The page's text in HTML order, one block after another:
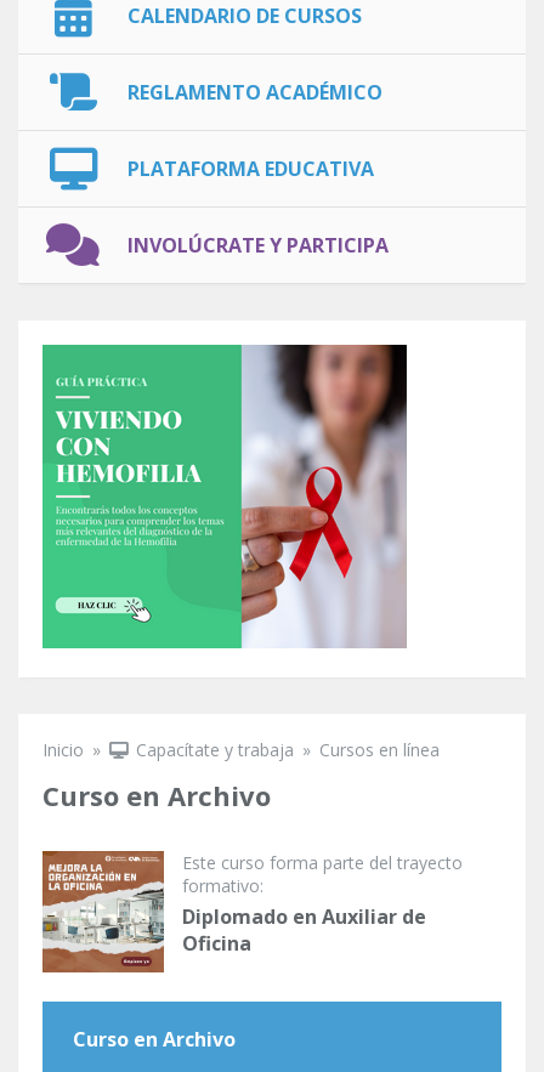
CALENDARIO DE CURSOS
REGLAMENTO ACADÉMICO
PLATAFORMA EDUCATIVA
INVOLÚCRATE Y PARTICIPA
Inicio » Capacítate y trabaja » Cursos en línea
Curso en Archivo
Este curso forma parte del trayecto
formativo:
Diplomado en Auxiliar de
Oficina
Curso en Archivo